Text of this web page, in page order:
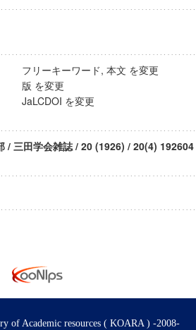
フリーキーワード, 本文 を変更
版 を変更
JaLCDOI を変更
/ 三田学会雑誌 / 20 (1926) / 20(4) 192604
of Academic resources ( KOARA ) -2008-